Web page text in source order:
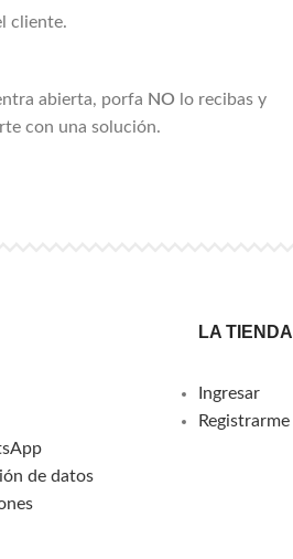
cliente.
abierta, porfa NO lo recibas y
con una solución.
de datos
LA TIENDA
Ingresar
Registrarme